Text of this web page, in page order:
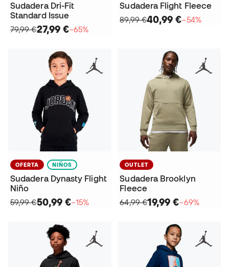
Sudadera Dri-Fit
Standard Issue
79,99 €27,99 €−65%
Sudadera Flight Fleece
89,99 €40,99 €−54%
OFERTA NIÑOS
Sudadera Dynasty Flight
Niño
59,99 €50,99 €−15%
OUTLET
Sudadera Brooklyn
Fleece
64,99 €19,99 €−69%